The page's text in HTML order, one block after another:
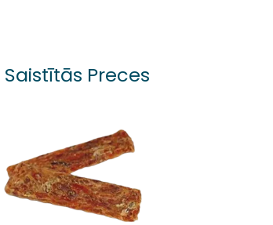
Saistītās Preces